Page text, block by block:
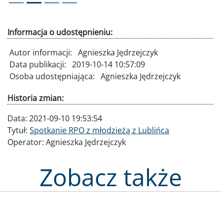
Informacja o udostępnieniu:
Autor informacji: Agnieszka Jędrzejczyk
Data publikacji: 2019-10-14 10:57:09
Osoba udostępniająca: Agnieszka Jędrzejczyk
Historia zmian:
Data: 2021-09-10 19:53:54
Tytuł: Spotkanie RPO z młodzieżą z Lublińca
Operator: Agnieszka Jędrzejczyk
Zobacz także